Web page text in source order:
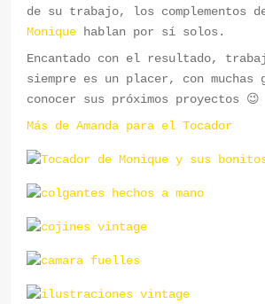
de su trabajo, los complementos
Monique hablan por sí solos.
Encantado con el resultado,
siempre es un placer, con muchas
conocer sus próximos proyectos 😉
Más de Amanda para el Tocador